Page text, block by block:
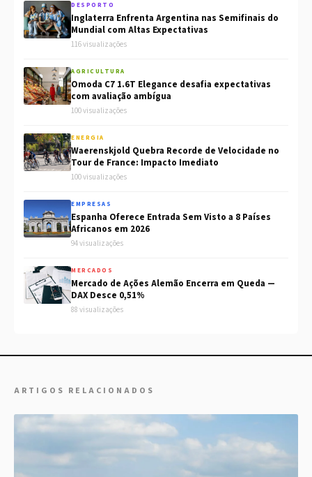
DESPORTO
Inglaterra Enfrenta Argentina nas Semifinais do
Mundial com Altas Expectativas
116 visualizações
AGRICULTURA
Omoda C7 1.6T Elegance desafia expectativas
com avaliação ambígua
100 visualizações
ENERGIA
Waerenskjold Quebra Recorde de Velocidade no
Tour de France: Impacto Imediato
100 visualizações
EMPRESAS
Espanha Oferece Entrada Sem Visto a 8 Países
Africanos em 2026
94 visualizações
MERCADOS
Mercado de Ações Alemão Encerra em Queda —
DAX Desce 0,51%
88 visualizações
ARTIGOS RELACIONADOS